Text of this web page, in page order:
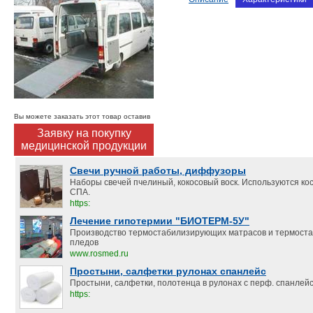
Вы можете заказать этот товар оставив
Заявку на покупку
медицинской продукции
Свечи ручной работы, диффузоры
Наборы свечей пчелиный, кокосовый воск. Используются
СПА.
https:
Лечение гипотермии "БИОТЕРМ-5У"
Производство термостабилизирующих матрасов и
пледов
www.rosmed.ru
Простыни, салфетки рулонах спанлейс
Простыни, салфетки, полотенца в рулонах с перф.
https: